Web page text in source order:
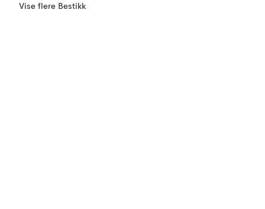
Vise flere Bestikk